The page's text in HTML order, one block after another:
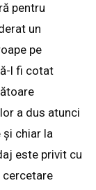
pentru
un
pe
l fi cotat
a dus atunci
și chiar la
este privit cu
cercetare